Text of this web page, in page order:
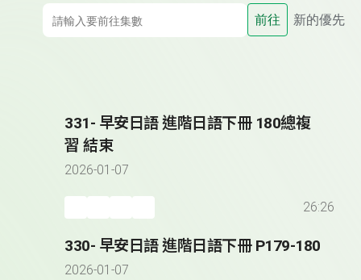
前往 新的優先
331- 早安日語 進階日語下冊 180總複
習 結束
2026-01-07
26:26
330- 早安日語 進階日語下冊 P179-180
2026-01-07